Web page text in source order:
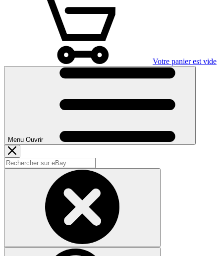
Votre panier est vide
Menu Ouvrir